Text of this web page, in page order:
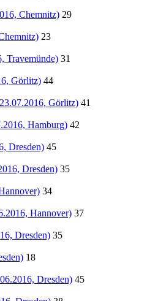
Chemnitz) 29
23
Travemünde) 31
Görlitz) 44
Görlitz) 41
Hamburg) 42
Dresden) 45
Dresden) 35
34
Hannover) 37
Dresden) 35
18
Dresden) 45